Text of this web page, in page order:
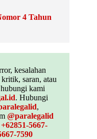
4 Tahun
kesalahan
saran, atau
kami
. Hubungi
,
@paralegalid
+62851-5667-
7590